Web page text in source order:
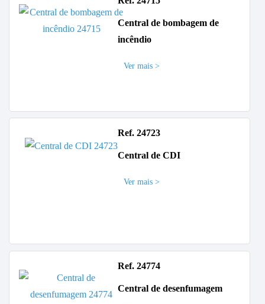
Central de bombagem de
incêndio
Ver mais >
Ref. 24723
Central de CDI
Ver mais >
Ref. 24774
Central de desenfumagem